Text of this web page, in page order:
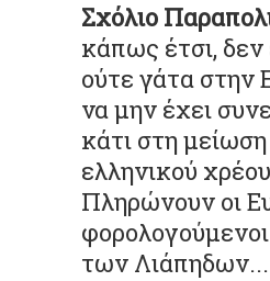
Σχόλιο
κάπως έτσι, δεν
ούτε γάτα στην
να μην έχει
κάτι στη
ελληνικού
Πληρώνουν οι
των Λιάπηδων...